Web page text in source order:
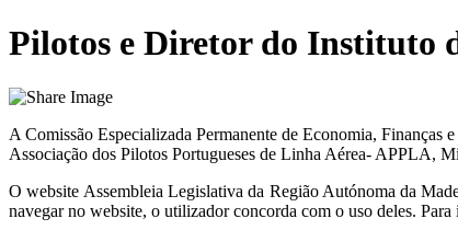
Pilotos e Diretor do Instituto
A Comissão Especializada Permanente de Economia, Finanças
Associação dos Pilotos Portugueses de Linha Aérea- APPLA,
O website Assembleia Legislativa da Região Autónoma da
navegar no website, o utilizador concorda com o uso deles.